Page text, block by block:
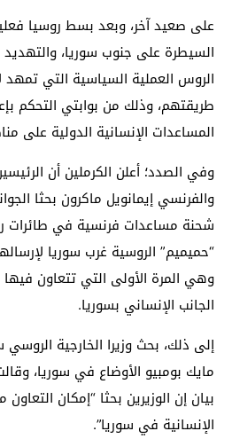
على صعيد آخر، وبعد بسط روسيا
السيطرة على جنوب سوريا، والتهديد
الروس العملية السياسية التي
طريقتهم، وذلك من بوابتي التحكم
المساعدات الإنسانية الدولية على
وفي الصدد؛ أعلن الكرملين أن
والفرنسي إيمانويل ماكرون بحثا
شحنة مساعدات فرنسية في طائرات
“حميميم” الروسية غرب سوريا
وهي المرة الأولى التي تتعاون
الجانب الإنساني بسوريا.
إلى ذلك، بحث وزيرا الخارجية
مايك بومبيو الأوضاع في سوريا،
بيان إن الوزيرين بحثا “إمكان
الإنسانية في سوريا”.